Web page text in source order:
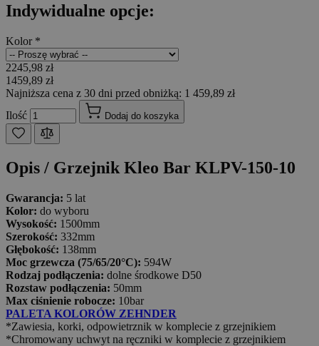
Indywidualne opcje:
Kolor *
2245,98 zł
1459,89 zł
Najniższa cena z 30 dni przed obniżką: 1 459,89 zł
Ilość
Dodaj do koszyka
Opis / Grzejnik Kleo Bar KLPV-150-10
Gwarancja: 5 lat
Kolor: do wyboru
Wysokość: 1500mm
Szerokość: 332mm
Głębokość: 138mm
Moc grzewcza (75/65/20°C): 594W
Rodzaj podłączenia: dolne środkowe D50
Rozstaw podłączenia: 50mm
Max ciśnienie robocze: 10bar
PALETA KOLORÓW ZEHNDER
*Zawiesia, korki, odpowietrznik w komplecie z grzejnikiem
*Chromowany uchwyt na ręczniki w komplecie z grzejnikiem